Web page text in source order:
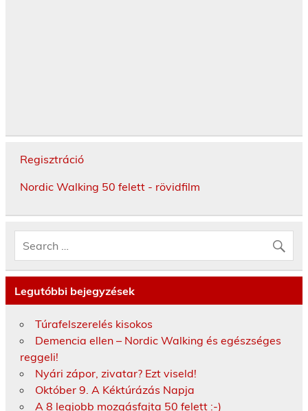
Regisztráció
Nordic Walking 50 felett - rövidfilm
Legutóbbi bejegyzések
Túrafelszerelés kisokos
Demencia ellen – Nordic Walking és egészséges
reggeli!
Nyári zápor, zivatar? Ezt viseld!
Október 9. A Kéktúrázás Napja
A 8 legjobb mozgásfajta 50 felett :-)